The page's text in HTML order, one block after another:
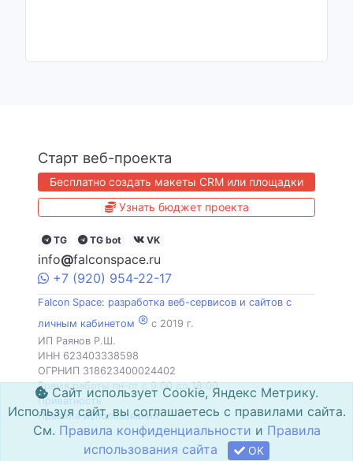
Старт веб-проекта
Бесплатно создать макеты CRM или площадки
Узнать бюджет проекта
TG TG bot VK
info@falconspace.ru
+7 (920) 954-22-17
Falcon Space: разработка веб-сервисов и сайтов с
личным кабинетом ® c 2019 г.
ИП Раянов Р.Ш.
ИНН 623403338598
ОГРНИП 318623400024402
Время работы пн-пт с 9:00 до 18:00
Приватность
Правила использования
Сайт использует Cookie, Яндекс Метрику.
Используя сайт, вы соглашаетесь с правилами сайта.
См. Правила конфиденциальности и Правила
использования сайта
OK